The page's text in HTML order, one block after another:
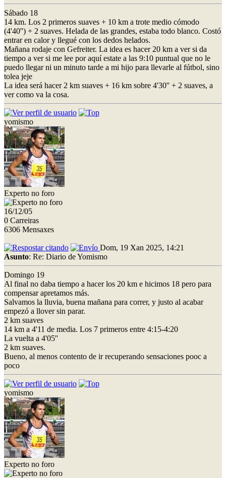
Sábado 18
14 km. Los 2 primeros suaves + 10 km a trote medio cómodo
(4'40'') + 2 suaves. Helada de las grandes, estaba todo blanco. Costó
entrar en calor y llegué con los dedos helados.
Mañana rodaje con Gefreiter. La idea es hacer 20 km a ver si da
tiempo a ver si me lee por aquí estate a las 9:10 puntual que no le
puedo llegar ni un minuto tarde a mi hijo para llevarle al fútbol, sino
tolea jeje
La idea será hacer 2 km suaves + 16 km sobre 4'30'' + 2 suaves, a
ver como va la cosa.
yomismo
Experto no foro
16/12/05
0 Carreiras
6306 Mensaxes
Dom, 19 Xan 2025, 14:21
Asunto: Re: Diario de Yomismo
Domingo 19
Al final no daba tiempo a hacer los 20 km e hicimos 18 pero para
compensar apretamos más.
Salvamos la lluvia, buena mañana para correr, y justo al acabar
empezó a llover sin parar.
2 km suaves
14 km a 4'11 de media. Los 7 primeros entre 4:15-4:20
La vuelta a 4'05''
2 km suaves.
Bueno, al menos contento de ir recuperando sensaciones pooc a
poco
yomismo
Experto no foro